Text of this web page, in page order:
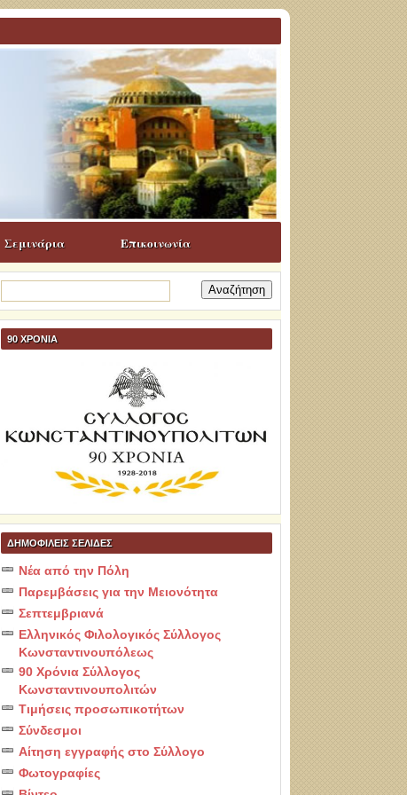
Σεμινάρια Επικοινωνία
για:
90 ΧΡΟΝΙΑ
ΔΗΜΟΦΙΛΕΙΣ ΣΕΛΙΔΕΣ
Νέα από την Πόλη
Παρεμβάσεις για την Μειονότητα
Σεπτεμβριανά
Ελληνικός Φιλολογικός Σύλλογος
Κωνσταντινουπόλεως
90 Χρόνια Σύλλογος
Κωνσταντινουπολιτών
Τιμήσεις προσωπικοτήτων
Σύνδεσμοι
Αίτηση εγγραφής στο Σύλλογο
Φωτογραφίες